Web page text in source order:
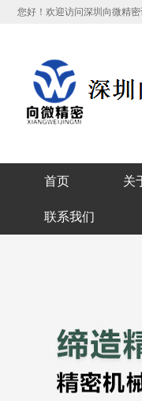
您好！欢迎访问深圳向微精
首页 关
联系我们